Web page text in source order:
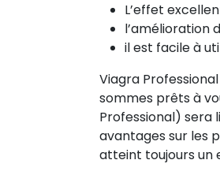
L’effet
l’amélioration
il est facile à
Viagra
sommes prêts à
Professional) sera
avantages sur les
atteint toujours un